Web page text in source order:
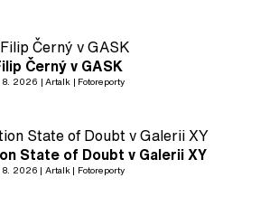
Černý v GASK
8. 2026 Artalk Fotoreporty
State of Doubt v Galerii XY
8. 2026 Artalk Fotoreporty